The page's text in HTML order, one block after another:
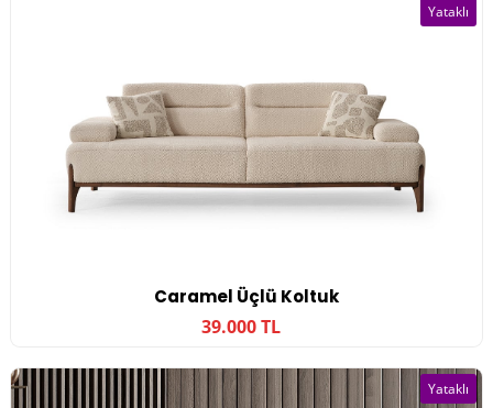
Caramel Üçlü Koltuk
39.000 TL
Yataklı
Yataklı